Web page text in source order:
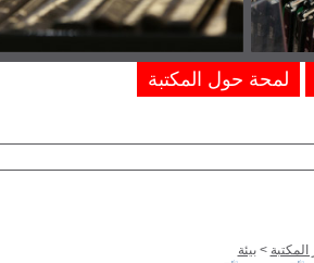
>بيئة
لمحة حول المكتبة